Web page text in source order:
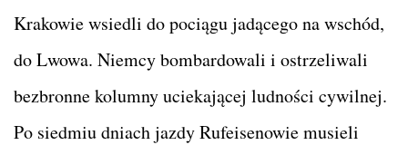
Krakowie wsiedli do pociągu jadącego na wschód,
do Lwowa. Niemcy bombardowali i ostrzeliwali
bezbronne kolumny uciekającej ludności cywilnej.
Po siedmiu dniach jazdy Rufeisenowie musieli